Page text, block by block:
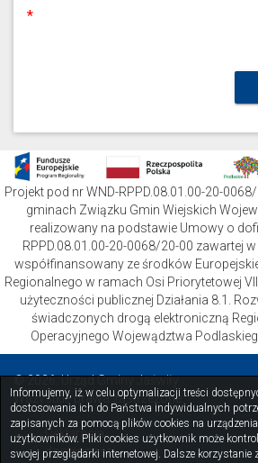
Informujemy, iż w celu optymalizacji treści
dostosowania ich do Państwa indywidualnych
zapisanych za pomocą plików cookies na
użytkowników. Pliki cookies użytkownik może
swojej przeglądarki internetowej. Dalsze korzystanie
Projekt pod nr WND-RPPD.08.01.00-20-
gminach Związku Gmin Wiejskich
realizowany na podstawie Umowy o
RPPD.08.01.00-20-0068/20-00 zawartej
współfinansowany ze środków
Regionalnego w ramach Osi Priorytetowej
użyteczności publicznej Działania 8.1.
świadczonych drogą elektroniczną
Operacyjnego Wojewądztwa
© 2026. Urząd Gminy Jaświły.
Wszystkie prawa zastrzeżone.
Deklaracja
dostępności